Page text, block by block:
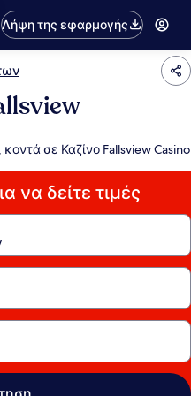
Λήψη της εφαρμογής
σε Καζίνο Fallsview Casino
να δείτε τιμές